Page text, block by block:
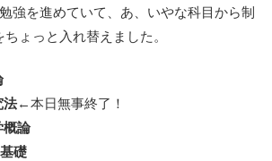
強を進めていて、あ、いやな科目から制
ょっと入れ替えました。
法←本日無事終了！
概論
礎